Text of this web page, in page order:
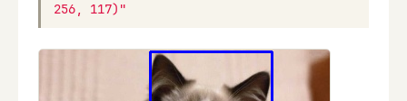
256, 117)"